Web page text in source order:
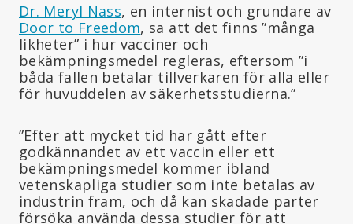
Dr. Meryl Nass, en internist och grundare av
Door to Freedom, sa att det finns ”många
likheter” i hur vacciner och
bekämpningsmedel regleras, eftersom ”i
båda fallen betalar tillverkaren för alla eller
för huvuddelen av säkerhetsstudierna.”
”Efter att mycket tid har gått efter
godkännandet av ett vaccin eller ett
bekämpningsmedel kommer ibland
vetenskapliga studier som inte betalas av
industrin fram, och då kan skadade parter
försöka använda dessa studier för att